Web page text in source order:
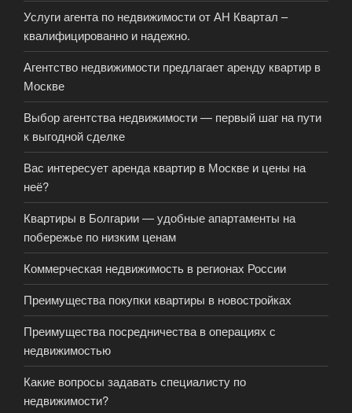
Услуги агента по недвижимости от АН Квартал –
квалифицированно и надежно.
Агентство недвижимости предлагает аренду квартир в
Москве
Выбор агентства недвижимости — первый шаг на пути
к выгодной сделке
Вас интересует аренда квартир в Москве и цены на
неё?
Квартиры в Болгарии — удобные апартаменты на
побережье по низким ценам
Коммерческая недвижимость в регионах России
Преимущества покупки квартиры в новостройках
Преимущества посредничества в операциях с
недвижимостью
Какие вопросы задавать специалисту по
недвижимости?